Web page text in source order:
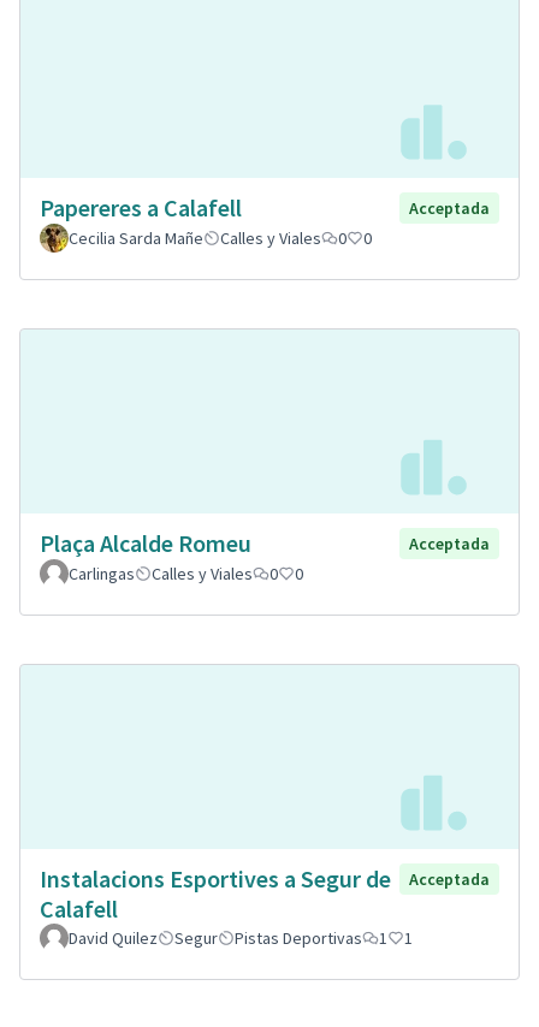
Papereres a Calafell
Acceptada
Cecilia Sarda Mañe
Calles y Viales 0 0
Plaça Alcalde Romeu
Acceptada
Carlingas
Calles y Viales 0 0
Instalacions Esportives a Segur de
Calafell
Acceptada
David Quilez Segur Pistas Deportivas 1 1